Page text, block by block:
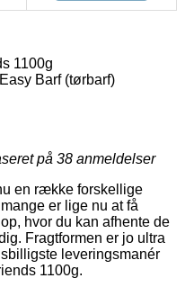
1100g
Barf (tørbarf)
på 38 anmeldelser
en række forskellige
er lige nu at få
hvor du kan afhente de
Fragtformen er jo ultra
leveringsmanér
1100g.